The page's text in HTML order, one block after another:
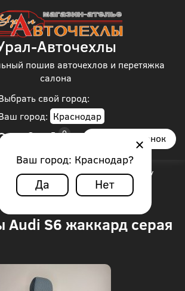
свой город:
город: Краснодар
Ваш город: Краснодар?
Да Нет
Авточехлы
пошив авточехлов и перетяжка
салона
Заказать звонок
чехлов / Audi / Audi S6
/
жаккард серая коса
Audi S6 жаккард серая